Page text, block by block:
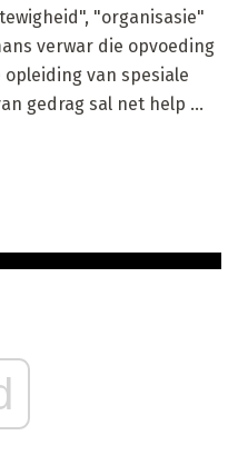
"organisasie"
verwar die opvoeding
van spesiale
gedrag sal net help ...